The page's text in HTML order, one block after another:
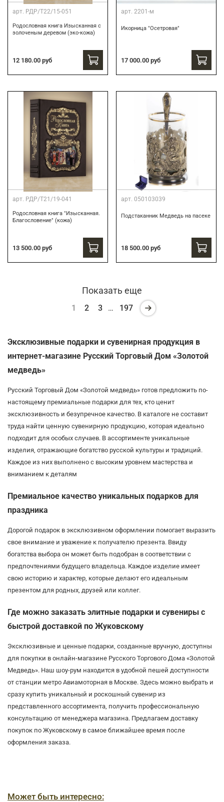
арт. РДР/Т22/15-051
Родословная книга Изысканная с
золоченым деревом (эко-кожа)
12 180.00 руб
арт. 2201-м
Икорница "Осетровая"
17 000.00 руб
арт. РДР/Т21/19-041
Родословная книга "Изысканная.
Благословение" (кожа)
13 500.00 руб
арт. 050103039
Подстаканник Медведь на пасеке
18 500.00 руб
Показать еще
1 2 3 … 197
Эксклюзивные подарки и сувенирная продукция в
интернет-магазине Русский Торговый Дом «Золотой
медведь»
Русский Торговый Дом «Золотой медведь» готов предложить по-
настоящему премиальные подарки для тех, кто ценит
эксклюзивность и безупречное качество. В каталоге не составит
труда найти ценную сувенирную продукцию, которая идеально
подходит для особых случаев. В ассортименте уникальные
изделия, отражающие богатство русской культуры и традиций.
Каждое из них выполнено с высоким уровнем мастерства и
вниманием к деталям
Премиальное качество уникальных подарков для
праздника
Дорогой подарок в эксклюзивном оформлении помогает выразить
свое внимание и уважение к получателю презента. Ввиду
богатства выбора он может быть подобран в соответствии с
предпочтениями будущего владельца. Каждое изделие имеет
свою историю и характер, которые делают его идеальным
презентом для родных, друзей или коллег.
Где можно заказать элитные подарки и сувениры с
быстрой доставкой по Жуковскому
Эксклюзивные и ценные подарки, созданные вручную, доступны
для покупки в онлайн-магазине Русского Торгового Дома «Золотой
Медведь». Наш шоу-рум находится в удобной пешей доступности
от станции метро Авиамоторная в Москве. Здесь можно выбрать и
сразу купить уникальный и роскошный сувенир из
представленного ассортимента, получить профессиональную
консультацию от менеджера магазина. Предлагаем доставку
покупок по Жуковскому в самое ближайшее время после
оформления заказа.
Может быть интересно: